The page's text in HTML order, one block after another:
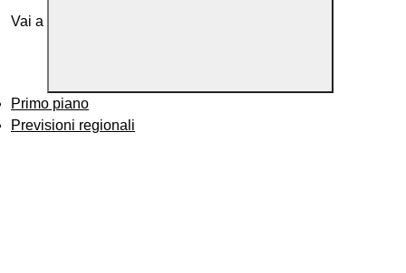
Vai a
Primo piano
Previsioni regionali